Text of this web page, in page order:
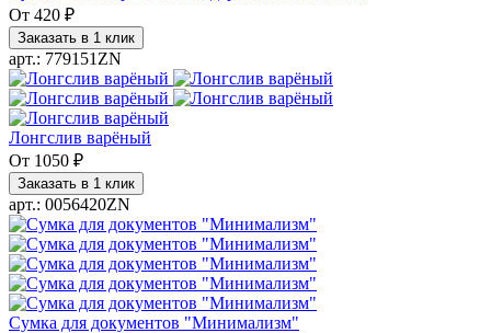
От 420 ₽
Заказать в 1 клик
арт.: 779151ZN
Лонгслив варёный
От 1050 ₽
Заказать в 1 клик
арт.: 0056420ZN
Сумка для документов "Минимализм"